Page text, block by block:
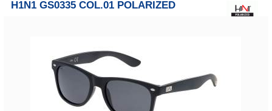
H1N1 GS0335 COL.01 POLARIZED